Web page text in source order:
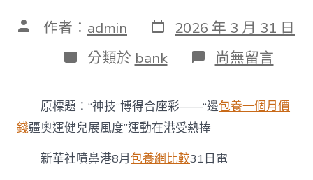
文 作者： admin 發
表
日
期
2026 年 3 月 31 日
分
類
分類於 bank 在
〈“神
博
得
彩
——
尚無留言
原標題：“神技”博得合座彩——“邊包養一個月價
錢疆奧運健兒展風度”運動在港受熱捧
新華社噴鼻港8月包養網比較31日電